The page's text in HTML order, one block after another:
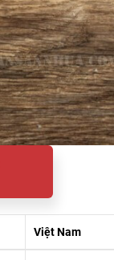
Việt Nam